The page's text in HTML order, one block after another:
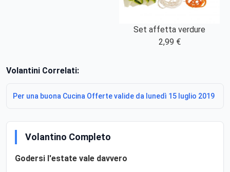
Set affetta verdure
2,99 €
Volantini Correlati:
Per una buona Cucina Offerte valide da lunedì 15 luglio 2019
Volantino Completo
Godersi l'estate vale davvero